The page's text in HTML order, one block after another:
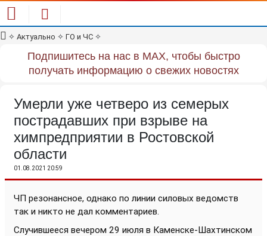
✧ Актуально ✧ ГО и ЧС ✧
Подпишитесь на нас в MAX, чтобы быстро
получать информацию о свежих новостях
Умерли уже четверо из семерых
пострадавших при взрыве на
химпредприятии в Ростовской
области
01.08.2021 20:59
ЧП резонансное, однако по линии силовых ведомств
так и никто не дал комментариев.
Случившееся вечером 29 июля в Каменске-Шахтинском